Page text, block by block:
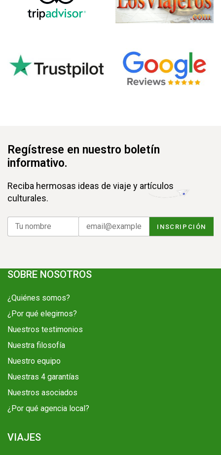
Regístrese en nuestro boletín
informativo.
Reciba hermosas ideas de viaje y artículos
culturales.
SOBRE NOSOTROS
¿Quiénes somos?
¿Por qué elegirnos?
Nuestros testimonios
Nuestra filosofía
Nuestro equipo
Nuestras 4 garantías
Nuestros asociados
¿Por qué agencia local?
VIAJES